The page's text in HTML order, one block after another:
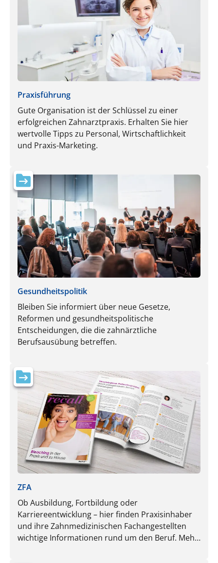
Praxisführung
Gute Organisation ist der Schlüssel zu einer
erfolgreichen Zahnarztpraxis. Erhalten Sie hier
wertvolle Tipps zu Personal, Wirtschaftlichkeit
und Praxis-Marketing.
Gesundheitspolitik
Bleiben Sie informiert über neue Gesetze,
Reformen und gesundheitspolitische
Entscheidungen, die die zahnärztliche
Berufsausübung betreffen.
ZFA
Ob Ausbildung, Fortbildung oder
Karriereentwicklung – hier finden Praxisinhaber
und ihre Zahnmedizinischen Fachangestellten
wichtige Informationen rund um den Beruf. Mehr